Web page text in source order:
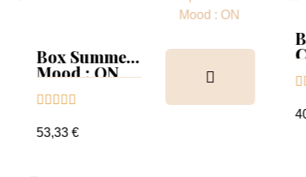
Box Summer
Mood : ON
Collection &
Tips+nuancier
    
53,33 €
